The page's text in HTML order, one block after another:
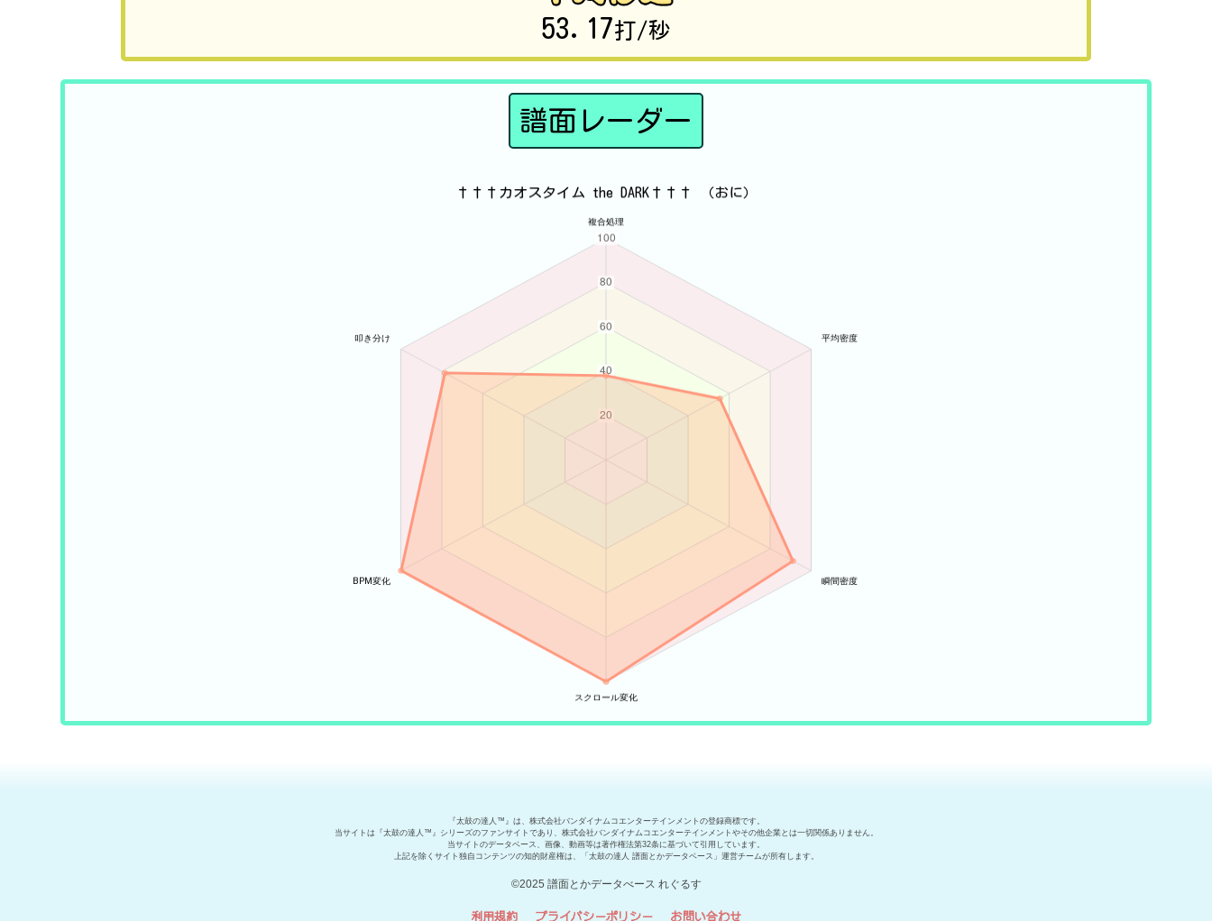
53.17打/秒
譜面レーダー
『太鼓の達人™』は、株式会社バンダイナムコエンターテインメントの登録商標です。
当サイトは『太鼓の達人™』シリーズのファンサイトであり、株式会社バンダイナムコエンターテインメントやその他企業とは一切関係ありません。
当サイトのデータベース、画像、動画等は著作権法第32条に基づいて引用しています。
上記を除くサイト独自コンテンツの知的財産権は、「太鼓の達人 譜面とかデータベース」運営チームが所有します。
©2025 譜面とかデータべース れぐるす
利用規約 プライバシーポリシー お問い合わせ